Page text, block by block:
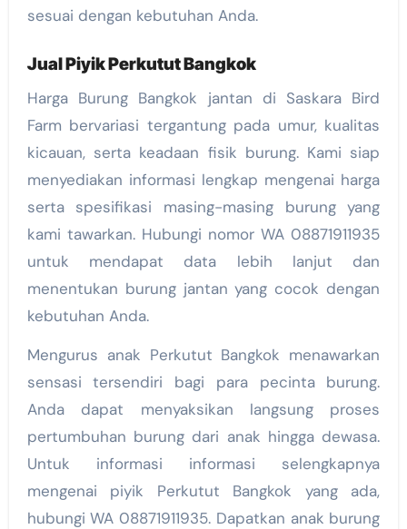
sesuai dengan kebutuhan Anda.
Jual Piyik Perkutut Bangkok
Harga Burung Bangkok jantan di Saskara Bird
Farm bervariasi tergantung pada umur, kualitas
kicauan, serta keadaan fisik burung. Kami siap
menyediakan informasi lengkap mengenai harga
serta spesifikasi masing-masing burung yang
kami tawarkan. Hubungi nomor WA 08871911935
untuk mendapat data lebih lanjut dan
menentukan burung jantan yang cocok dengan
kebutuhan Anda.
Mengurus anak Perkutut Bangkok menawarkan
sensasi tersendiri bagi para pecinta burung.
Anda dapat menyaksikan langsung proses
pertumbuhan burung dari anak hingga dewasa.
Untuk informasi informasi selengkapnya
mengenai piyik Perkutut Bangkok yang ada,
hubungi WA 08871911935. Dapatkan anak burung